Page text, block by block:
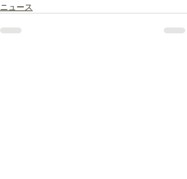
ニュース